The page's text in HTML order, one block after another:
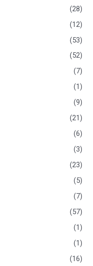
(28)
(12)
(53)
(52)
(7)
(1)
(9)
(21)
(6)
(3)
(23)
(5)
(7)
(57)
(1)
(1)
(16)